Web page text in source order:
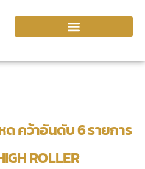
ด คว้าอันดับ 6 รายการ
ROLLER